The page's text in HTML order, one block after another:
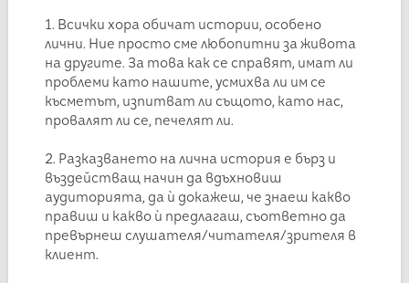
1. Всички хора обичат истории, особено
лични. Ние просто сме любопитни за живота
на другите. За това как се справят, имат ли
проблеми като нашите, усмихва ли им се
късметът, изпитват ли същото, като нас,
провалят ли се, печелят ли.
2. Разказването на лична история е бърз и
въздействащ начин да вдъхновиш
аудиторията, да ѝ докажеш, че знаеш какво
правиш и какво ѝ предлагаш, съответно да
превърнеш слушателя/читателя/зрителя в
клиент.